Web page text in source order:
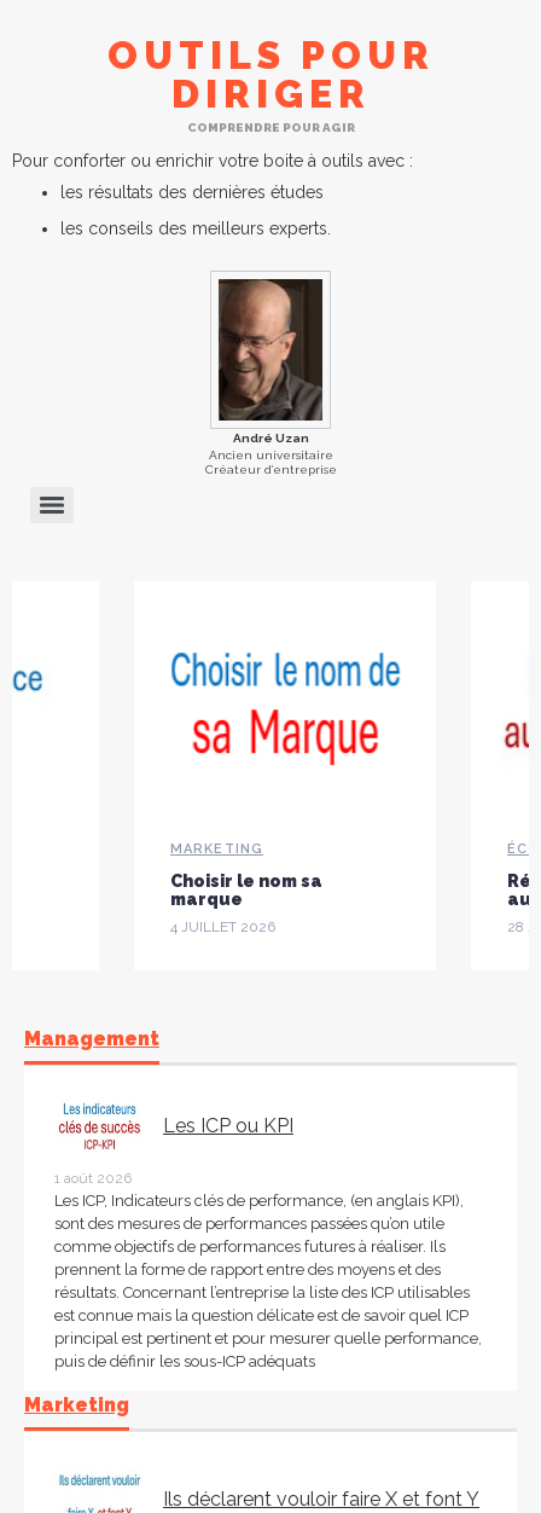
OUTILS POUR
DIRIGER
COMPRENDRE POUR AGIR
Pour conforter ou enrichir votre boite à outils avec :
les résultats des dernières études
les conseils des meilleurs experts.
André Uzan
Ancien universitaire
Créateur d’entreprise
MARKETING
Choisir le nom sa
marque
4 JUILLET 2026 28
Management
Les ICP ou KPI
1 août 2026
Les ICP, Indicateurs clés de performance, (en anglais KPI),
sont des mesures de performances passées qu’on utile
comme objectifs de performances futures à réaliser. Ils
prennent la forme de rapport entre des moyens et des
résultats. Concernant l’entreprise la liste des ICP utilisables
est connue mais la question délicate est de savoir quel ICP
principal est pertinent et pour mesurer quelle performance,
puis de définir les sous-ICP adéquats
Marketing
Ils déclarent vouloir faire X et font Y